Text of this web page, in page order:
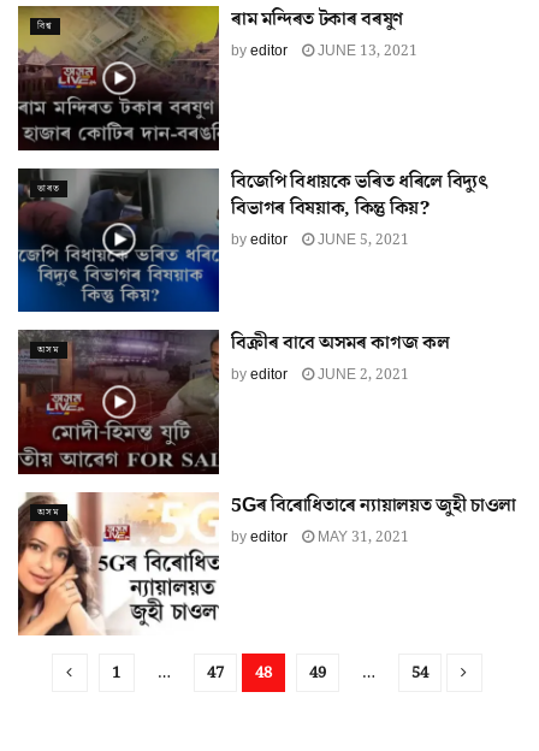
বিশ্ব ৰাম মন্দিৰত টকাৰ বৰষুণ
byeditor JUNE 13, 2021
ভাৰত
বিজেপি বিধায়কে ভৰিত ধৰিলে বিদ্যুৎ
বিভাগৰ বিষয়াক, কিন্তু কিয়?
byeditor JUNE 5, 2021
অসম বিক্ৰীৰ বাবে অসমৰ কাগজ কল
byeditor JUNE 2, 2021
অসম 5Gৰ বিৰোধিতাৰে ন্যায়ালয়ত জুহী চাওলা
byeditor MAY 31, 2021
1 … 47 48 49 … 54